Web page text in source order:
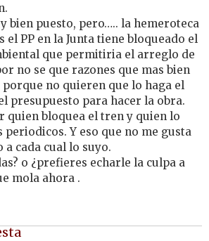
bien puesto, pero….. la hemeroteca
el PP en la Junta tiene bloqueado el
que permitiria el arreglo de
no se que razones que mas bien
porque no quieren que lo haga el
presupuesto para hacer la obra.
quien bloquea el tren y quien lo
periodicos. Y eso que no me gusta
a cada cual lo suyo.
o ¿prefieres echarle la culpa a
mola ahora .